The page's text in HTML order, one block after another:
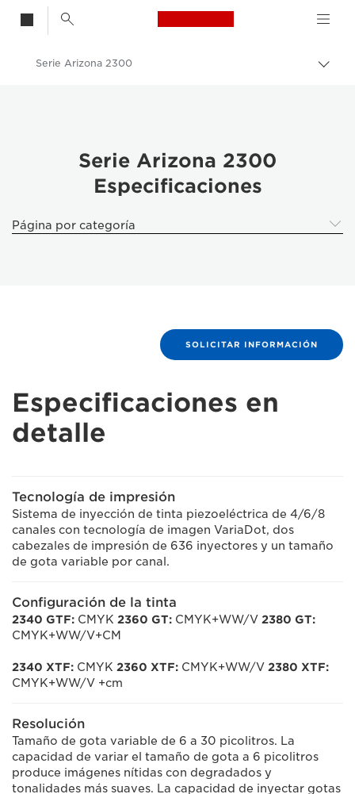
Canon Logo, back
Productos para empresa
High-Quality Large Format Printers for CAD/GIS and Stunning Graphics
Serie Arizona 2300
Serie Arizona 2300
Especificaciones
Página por categoría
SOLICITAR INFORMACIÓN
Especificaciones en
detalle
Tecnología de impresión
Sistema de inyección de tinta piezoeléctrica de 4/6/8
canales con tecnología de imagen VariaDot, dos
cabezales de impresión de 636 inyectores y un tamaño
de gota variable por canal.
Configuración de la tinta
2340 GTF: CMYK 2360 GT: CMYK+WW/V 2380 GT:
CMYK+WW/V+CM
2340 XTF: CMYK 2360 XTF: CMYK+WW/V 2380 XTF:
CMYK+WW/V +cm
Resolución
Tamaño de gota variable de 6 a 30 picolitros. La
capacidad de variar el tamaño de gota a 6 picolitros
produce imágenes nítidas con degradados y
tonalidades más suaves. La capacidad de inyectar gotas